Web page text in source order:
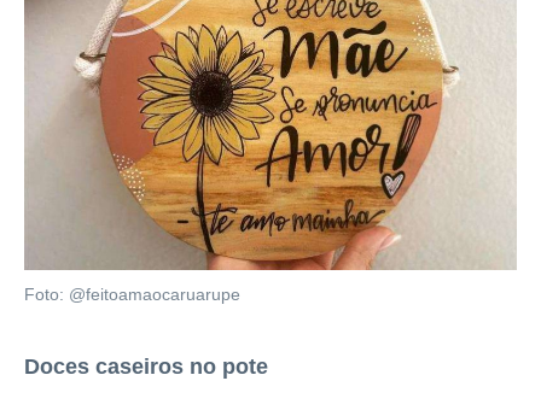
Foto: @feitoamaocaruarupe
Doces caseiros no pote